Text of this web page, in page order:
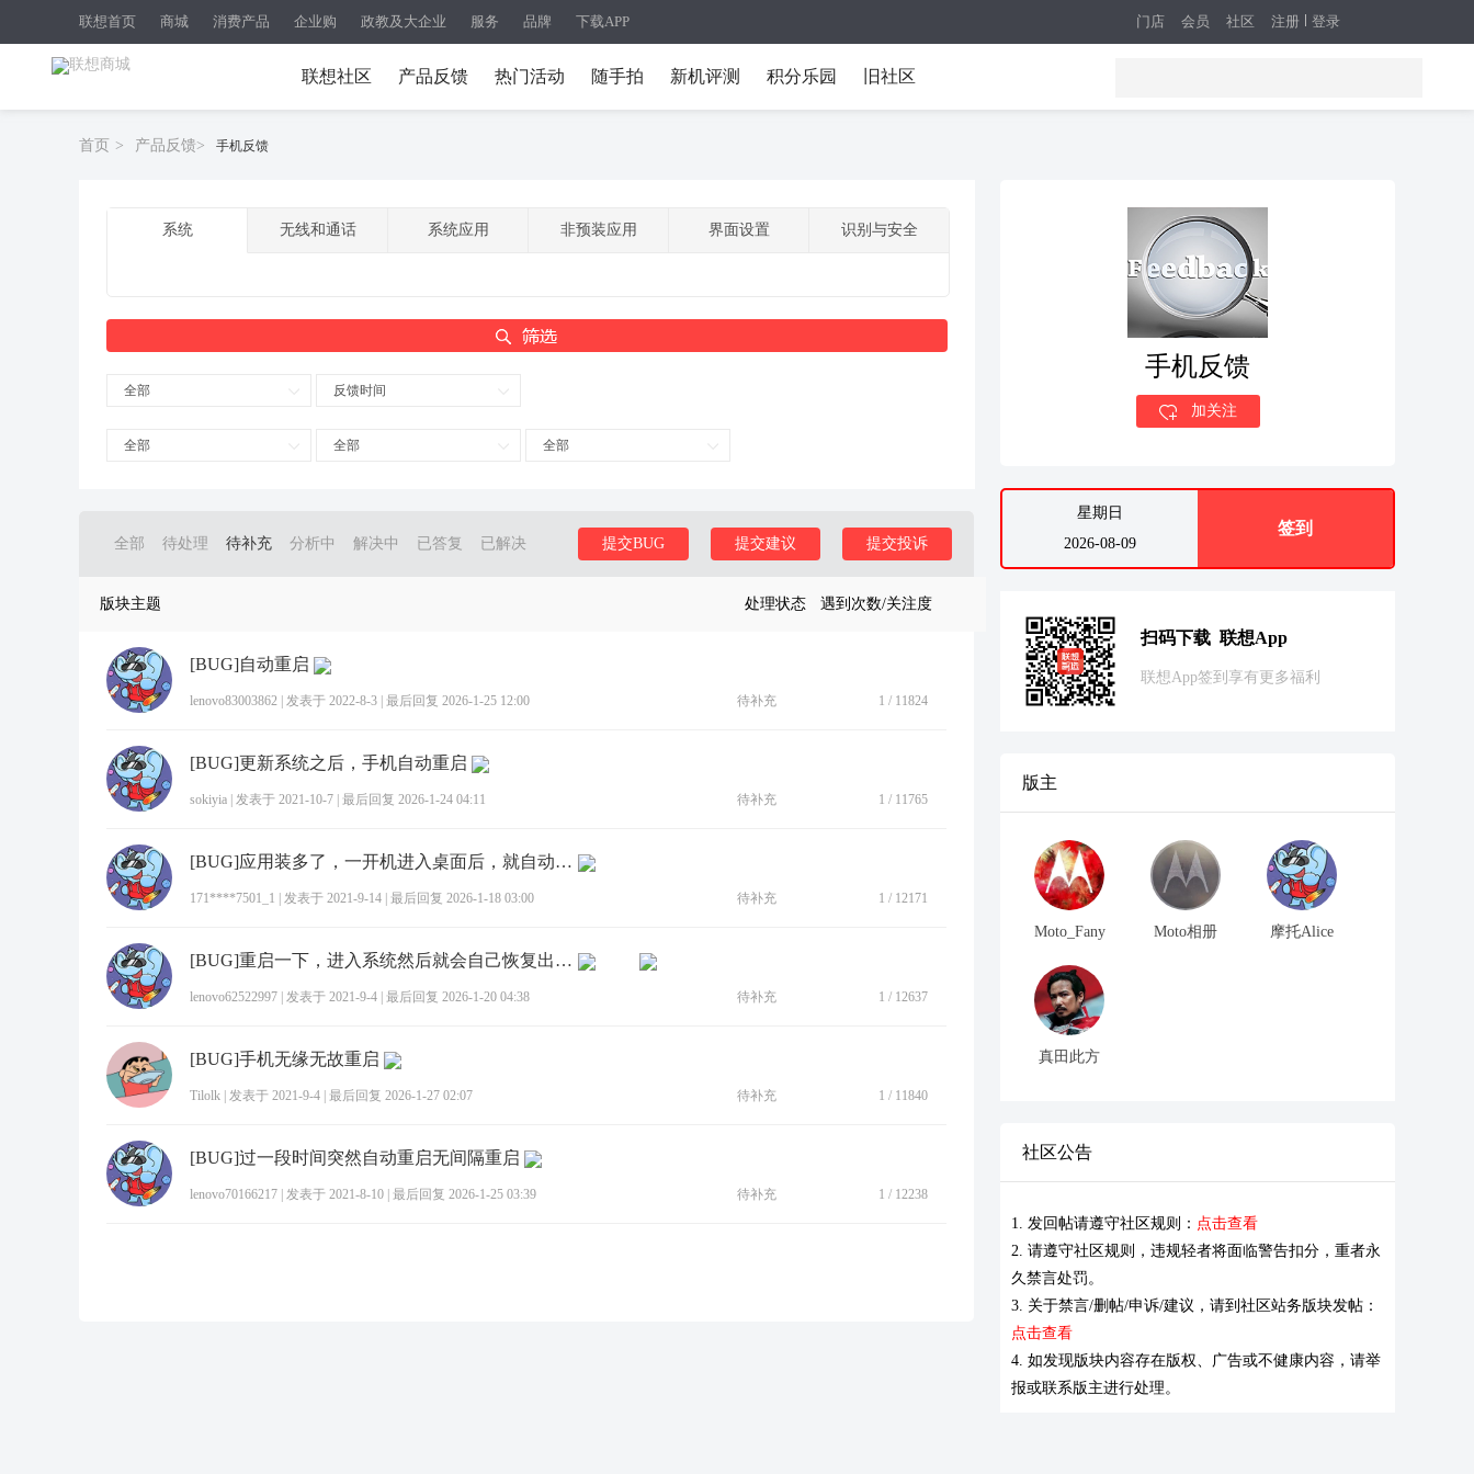
联想首页 商城 消费产品 企业购 政教及大企业 服务 品牌 下载APP 注册 登录
门店 会员 社区
联想社区 产品反馈 热门活动 随手拍 新机评测 积分乐园 旧社区
首页 > 产品反馈> 手机反馈
系统 无线和通话 系统应用 非预装应用 界面设置 识别与安全
全部 反馈时间
全部 全部 全部
全部 待处理 待补充 分析中 解决中 已答复 已解决 提交投诉
提交建议
提交BUG
版块主题 处理状态 遇到次数/关注度
[BUG]自动重启
lenovo83003862 发表于 2022-8-3 最后回复 2026-1-25 12:00 待补充 1 / 11824
[BUG]更新系统之后，手机自动重启
sokiyia 发表于 2021-10-7 最后回复 2026-1-24 04:11 待补充 1 / 11765
[BUG]应用装多了，一开机进入桌面后，就自动重启。
171****7501_1 发表于 2021-9-14 最后回复 2026-1-18 03:00 待补充 1 / 12171
[BUG]重启一下，进入系统然后就会自己恢复出厂设置，
lenovo62522997 发表于 2021-9-4 最后回复 2026-1-20 04:38 待补充 1 / 12637
[BUG]手机无缘无故重启
Tilolk 发表于 2021-9-4 最后回复 2026-1-27 02:07 待补充 1 / 11840
[BUG]过一段时间突然自动重启无间隔重启
lenovo70166217 发表于 2021-8-10 最后回复 2026-1-25 03:39 待补充 1 / 12238
手机反馈
加关注
星期日
2026-08-09
签到
扫码下载 联想App
联想App签到享有更多福利
版主
Moto_Fany Moto相册 摩托Alice
真田此方
社区公告
1. 发回帖请遵守社区规则： 点击查看
2. 请遵守社区规则，违规轻者将面临警告扣分，重者永
久禁言处罚。
3. 关于禁言/删帖/申诉/建议，请到社区站务版块发帖：
点击查看
4. 如发现版块内容存在版权、广告或不健康内容，请举
报或联系版主进行处理。